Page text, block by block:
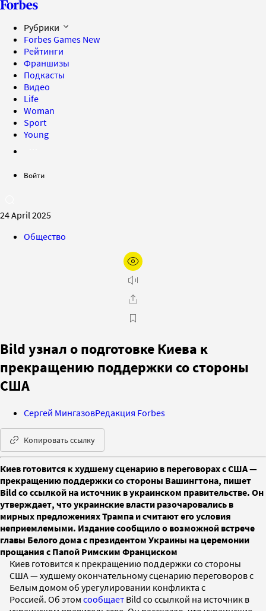
Рубрики
Forbes Games New
Рейтинги
Франшизы
Подкасты
Видео
Life
Woman
Sport
Young
Войти
24 April 2025
Общество
Bild узнал о подготовке Киева к
прекращению поддержки со стороны
США
Сергей МингазовРедакция Forbes
Копировать ссылку
Киев готовится к худшему сценарию в переговорах с США —
прекращению поддержки со стороны Вашингтона, пишет
Bild со ссылкой на источник в украинском правительстве. Он
утверждает, что украинские власти разочаровались в
мирных предложениях Трампа и считают его условия
неприемлемыми. Издание сообщило о возможной встрече
главы Белого дома с президентом Украины на церемонии
прощания с Папой Римским Франциском
Киев готовится к прекращению поддержки со стороны
США — худшему окончательному сценарию переговоров с
Белым домом об урегулировании конфликта с
Россией. Об этом сообщает Bild со ссылкой на источник в